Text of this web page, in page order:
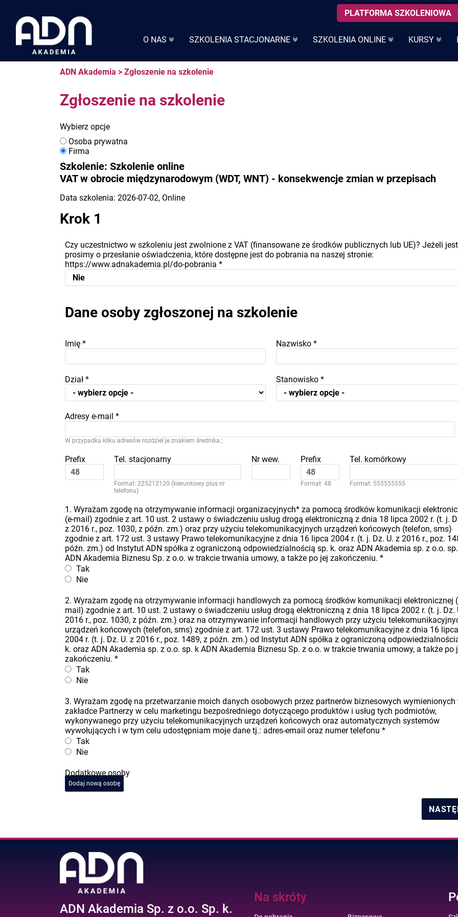
O NAS SZKOLENIA STACJONARNE SZKOLENIA ONLINE KURSY
content
PLATFORMA SZKOLENIOWA
ADN Akademia > Zgłoszenie na szkolenie
Zgłoszenie na szkolenie
Wybierz opcje
Osoba prywatna
Firma
Szkolenie: Szkolenie online
VAT w obrocie międzynarodowym (WDT, WNT) - konsekwencje zmian w przepisach
Data szkolenia: 2026-07-02, Online
Krok 1
Czy uczestnictwo w szkoleniu jest zwolnione z VAT (finansowane ze środków publicznych lub UE)? Jeżeli
prosimy o przesłanie oświadczenia, które dostępne jest do pobrania na naszej stronie:
https://www.adnakademia.pl/do-pobrania *
Dane osoby zgłoszonej na szkolenie
Imię * Nazwisko *
Dział * Stanowisko *
Adresy e-mail *
W przypadku kilku adresów rozdziel je znakiem średnika ;
Prefix Tel. stacjonarny
Format: 225212120 (kierunkowy plus nr
telefonu)
Nr wew. Prefix
Format: 48
Tel. komórkowy
Format: 555555555
1. Wyrażam zgodę na otrzymywanie informacji organizacyjnych* za pomocą środków komunikacji
(e-mail) zgodnie z art. 10 ust. 2 ustawy o świadczeniu usług drogą elektroniczną z dnia 18 lipca 2002 r. (t. j.
z 2016 r., poz. 1030, z późn. zm.) oraz przy użyciu telekomunikacyjnych urządzeń końcowych (telefon, sms)
zgodnie z art. 172 ust. 3 ustawy Prawo telekomunikacyjne z dnia 16 lipca 2004 r. (t. j. Dz. U. z 2016 r., poz.
późn. zm.) od Instytut ADN spółka z ograniczoną odpowiedzialnością sp. k. oraz ADN Akademia sp. z o.o.
ADN Akademia Biznesu Sp. z o.o. w trakcie trwania umowy, a także po jej zakończeniu. *
Tak
Nie
2. Wyrażam zgodę na otrzymywanie informacji handlowych za pomocą środków komunikacji elektronicznej
mail) zgodnie z art. 10 ust. 2 ustawy o świadczeniu usług drogą elektroniczną z dnia 18 lipca 2002 r. (t. j. Dz.
2016 r., poz. 1030, z późn. zm.) oraz na otrzymywanie informacji handlowych przy użyciu
urządzeń końcowych (telefon, sms) zgodnie z art. 172 ust. 3 ustawy Prawo telekomunikacyjne z dnia 16 lipca
2004 r. (t. j. Dz. U. z 2016 r., poz. 1489, z późn. zm.) od Instytut ADN spółka z ograniczoną
k. oraz ADN Akademia sp. z o.o. sp. k ADN Akademia Biznesu Sp. z o.o. w trakcie trwania umowy, a także po
zakończeniu. *
Tak
Nie
3. Wyrażam zgodę na przetwarzanie moich danych osobowych przez partnerów biznesowych wymienionych
zakładce Partnerzy w celu marketingu bezpośredniego dotyczącego produktów i usług tych podmiotów,
wykonywanego przy użyciu telekomunikacyjnych urządzeń końcowych oraz automatycznych systemów
wywołujących i w tym celu udostępniam moje dane tj.: adres-email oraz numer telefonu *
Tak
Nie
Dodatkowe osoby
Dodaj nową osobę
ADN Akademia Sp. z o.o. Sp. k.
Na skróty